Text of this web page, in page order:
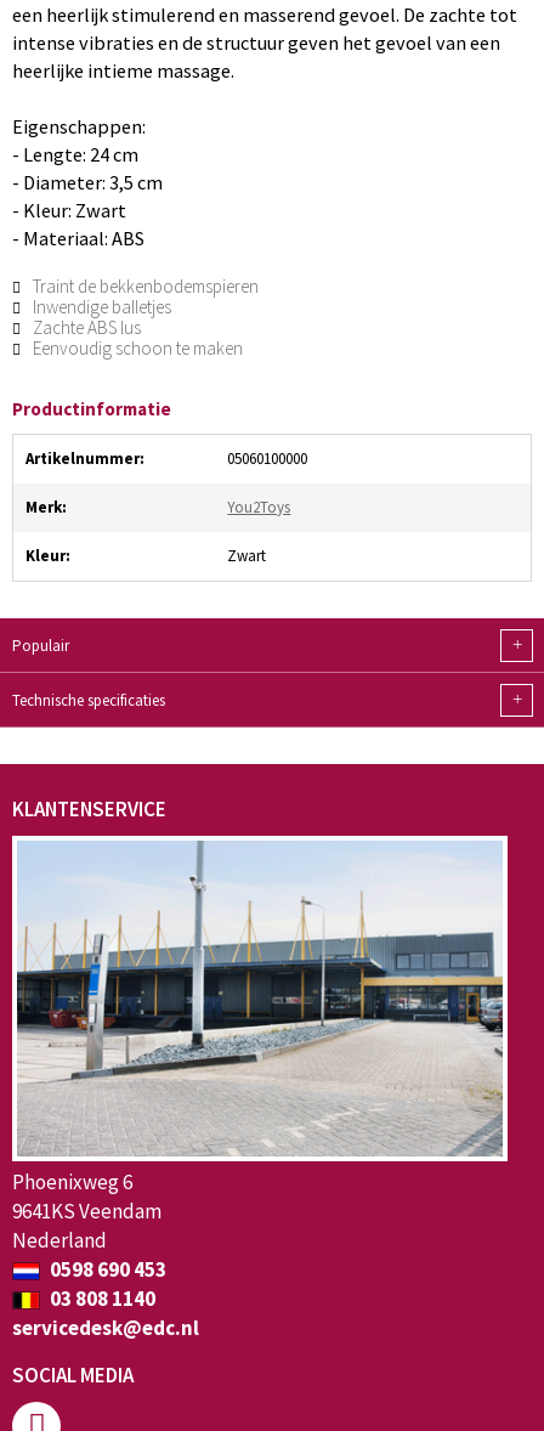
een heerlijk stimulerend en masserend gevoel. De zachte tot
intense vibraties en de structuur geven het gevoel van een
heerlijke intieme massage.
Eigenschappen:
- Lengte: 24 cm
- Diameter: 3,5 cm
- Kleur: Zwart
- Materiaal: ABS
Traint de bekkenbodemspieren
Inwendige balletjes
Zachte ABS lus
Eenvoudig schoon te maken
Productinformatie
Artikelnummer: 05060100000
Merk: You2Toys
Kleur: Zwart
Populair +
Technische specificaties +
KLANTENSERVICE
Phoenixweg 6
9641KS Veendam
Nederland
0598 690 453
03 808 1140
servicedesk@edc.nl
SOCIAL MEDIA